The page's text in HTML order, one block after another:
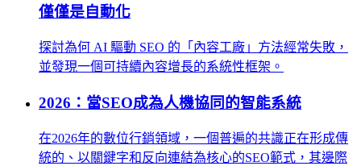
僅僅是自動化
探討為何 AI 驅動 SEO 的「內容工廠」方法經常失敗，
並發現一個可持續內容增長的系統性框架。
2026：當SEO成為人機協同的智能系統
在2026年的數位行銷領域，一個普遍的共識正在形成傳
統的、以關鍵字和反向連結為核心的SEO範式，其邊際